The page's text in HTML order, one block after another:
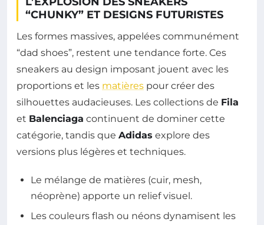
“CHUNKY” ET DESIGNS FUTURISTES
Les formes massives, appelées communément
“dad shoes”, restent une tendance forte. Ces
sneakers au design imposant jouent avec les
proportions et les matières pour créer des
silhouettes audacieuses. Les collections de Fila
et Balenciaga continuent de dominer cette
catégorie, tandis que Adidas explore des
versions plus légères et techniques.
Le mélange de matières (cuir, mesh,
néoprène) apporte un relief visuel.
Les couleurs flash ou néons dynamisent les